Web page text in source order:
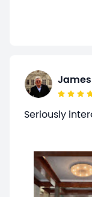
Seriously